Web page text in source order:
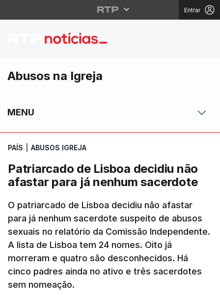
Entrar
Patriarcado de
Abusos na Igreja
MENU
PAÍS ABUSOS IGREJA
Patriarcado de Lisboa decidiu não
afastar para já nenhum sacerdote
O patriarcado de Lisboa decidiu não afastar
para já nenhum sacerdote suspeito de abusos
sexuais no relatório da Comissão Independente.
A lista de Lisboa tem 24 nomes. Oito já
morreram e quatro são desconhecidos. Há
cinco padres ainda no ativo e três sacerdotes
sem nomeação.